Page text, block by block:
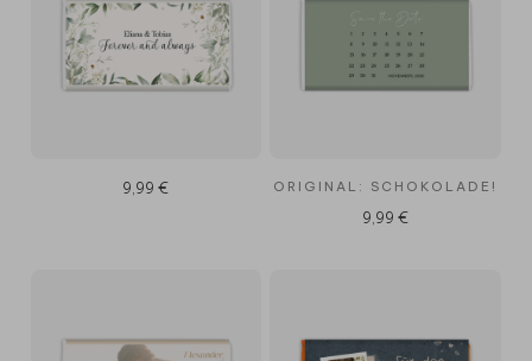
9,99 € ORIGINAL: SCHOKOLADE!
9,99 €